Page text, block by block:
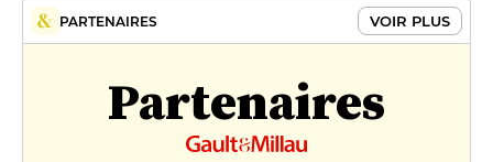
PARTENAIRES VOIR PLUS
Partenaires